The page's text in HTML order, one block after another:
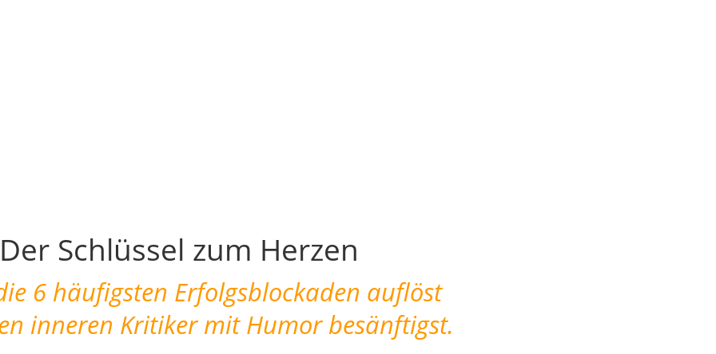
Der Schlüssel zum Herzen
6 häufigsten Erfolgsblockaden auflöst
inneren Kritiker mit Humor besänftigst.